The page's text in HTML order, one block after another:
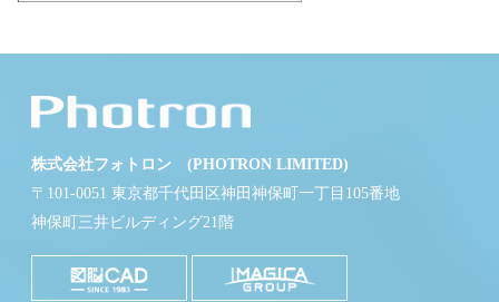
株式会社フォトロン (PHOTRON LIMITED)
〒101-0051 東京都千代田区神田神保町一丁目105番地
神保町三井ビルディング21階